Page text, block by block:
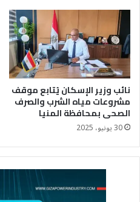
نائب وزير الإسكان يُتابع موقف
مشروعات مياه الشرب والصرف
الصحى بمحافظة المنيا
30 يونيو، 2025